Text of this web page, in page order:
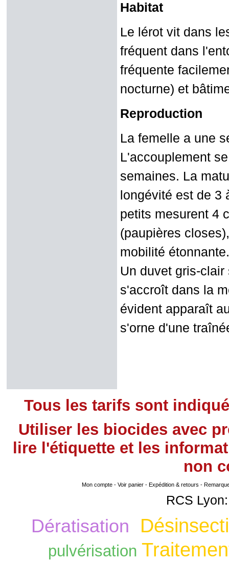
Habitat
Le lérot vit dans
fréquent dans
fréquente
nocturne) et
Reproduction
La femelle a une
L'accouplement
semaines. La
longévité est de
petits mesurent 4
(paupières
mobilité étonnante.
Un duvet gris-
s'accroît dans la
évident apparaît
s'orne d'une
Tous les tarifs sont
Utiliser les biocides avec
lire l'étiquette et les
non
Mon compte- Voir panier- Expédition & retours -
RCS
Dératisation
pulvérisation